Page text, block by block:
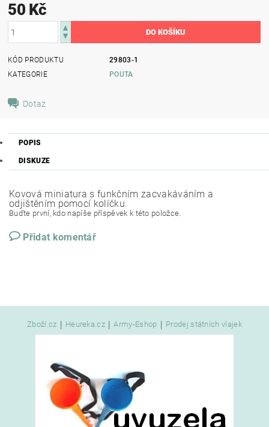
50 Kč
KÓD PRODUKTU
29803-1
KATEGORIE
POUTA
Dotaz
POPIS
DISKUZE
Kovová miniatura s funkčním zacvakáváním a
odjištěním pomocí kolíčku.
Buďte první, kdo napíše příspěvek k této položce.
Přidat komentář
Zboží.cz | Heureka.cz | Army-Eshop | Prodej státních vlajek